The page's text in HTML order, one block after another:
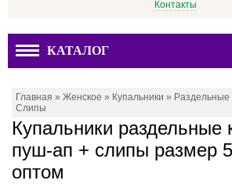
Контакты
КАТАЛОГ
Главная » Женское » Купальники » Раздельные
Слипы
Купальники раздельные
пуш-ап + слипы размер
оптом